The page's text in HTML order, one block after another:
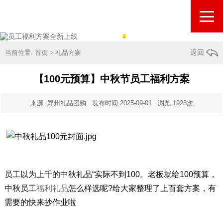
当前位置: 首页 > 礼品方案 返回
【100元预算】中秋节员工福利方案
来源: 郑州礼品团购 发布时间:2025-09-01 浏览:1923次
员工以为上千的中秋礼品“实际不到100。老板就给100预算，
中秋员工福利礼品怎么样选呢?给大家整理了上百套方案，有
需要的快来抄作业啦